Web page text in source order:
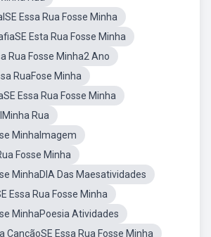
Essa Rua Fosse Minha
Esta Rua Fosse Minha
Rua Fosse Minha2 Ano
RuaFose Minha
Essa Rua Fosse Minha
Rua
MinhaImagem
Fosse Minha
MinhaDIA Das Maesatividades
Essa Rua Fosse Minha
MinhaPoesia Atividades
CançãoSE Essa Rua Fosse Minha